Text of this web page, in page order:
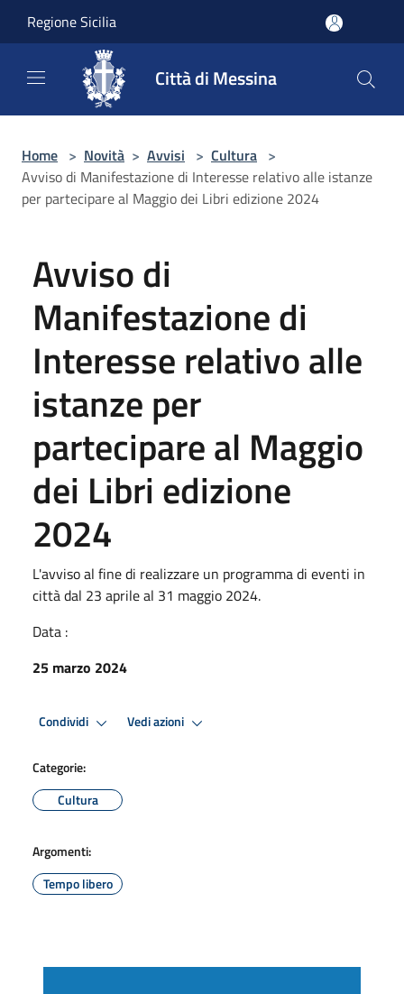
Regione Sicilia
Città di Messina
Home > Novità > Avvisi > Cultura >
Avviso di Manifestazione di Interesse relativo alle istanze
per partecipare al Maggio dei Libri edizione 2024
Avviso di
Manifestazione di
Interesse relativo alle
istanze per
partecipare al Maggio
dei Libri edizione
2024
L'avviso al fine di realizzare un programma di eventi in
città dal 23 aprile al 31 maggio 2024.
Data :
25 marzo 2024
Condividi Vedi azioni
Categorie:
Cultura
Argomenti:
Tempo libero